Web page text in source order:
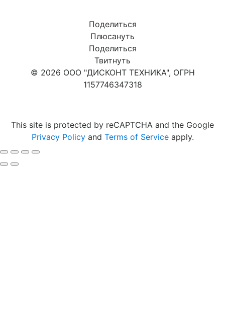
Поделиться
Плюсануть
Поделиться
Твитнуть
© 2026 ООО "ДИСКОНТ ТЕХНИКА", ОГРН
1157746347318
This site is protected by reCAPTCHA and the Google
Privacy Policyand Terms of Serviceapply.